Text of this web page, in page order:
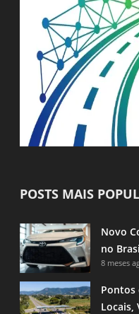
POSTS MAIS
Novo
no
8 meses
Pontos
Locais,